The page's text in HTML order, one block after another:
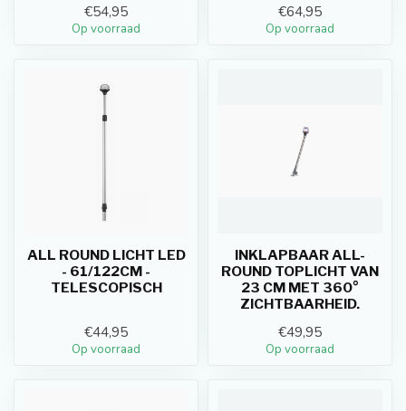
€54,95
Op voorraad
€64,95
Op voorraad
ALL ROUND LICHT LED
- 61/122CM -
TELESCOPISCH
€44,95
Op voorraad
INKLAPBAAR ALL-
ROUND TOPLICHT VAN
23 CM MET 360°
ZICHTBAARHEID.
€49,95
Op voorraad